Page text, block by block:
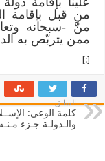
من قبل بإقامة
منَّ -سبحانه
ممن يتربّص به
[:]
السابق
كلمة الوعي:
والـدولـة جـزء مـنـه